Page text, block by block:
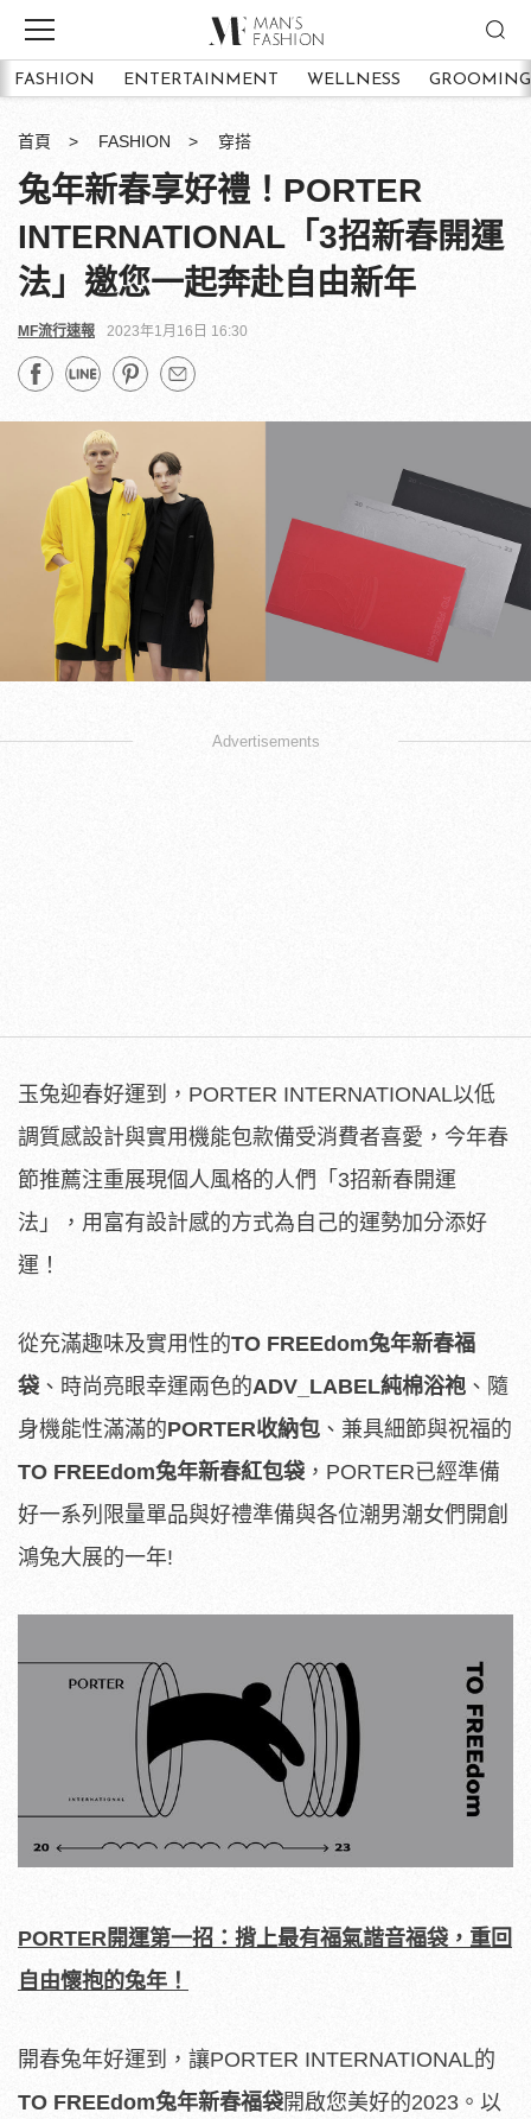
FASHION ENTERTAINMENT WELLNESS GROOMING
首頁 FASHION 穿搭
兔年新春享好禮！PORTER
INTERNATIONAL「3招新春開運
法」邀您一起奔赴自由新年
MF流行速報 2023年1月16日 16:30
Advertisements
玉兔迎春好運到，PORTER INTERNATIONAL以低
調質感設計與實用機能包款備受消費者喜愛，今年春
節推薦注重展現個人風格的人們「3招新春開運
法」，用富有設計感的方式為自己的運勢加分添好
運！
從充滿趣味及實用性的TO FREEdom兔年新春福
袋 、時尚亮眼幸運兩色的ADV_LABEL純棉浴袍 、隨
身機能性滿滿的PORTER收納包 、兼具細節與祝福的
TO FREEdom兔年新春紅包袋 ，PORTER已經準備
好一系列限量單品與好禮準備與各位潮男潮女們開創
鴻兔大展的一年!
PORTER 開運第一招：揹上最有福氣諧音福袋，重回
自由懷抱的兔年！
開春兔年好運到，讓PORTER INTERNATIONAL的
TO FREEdom兔年新春福袋開啟您美好的2023。以